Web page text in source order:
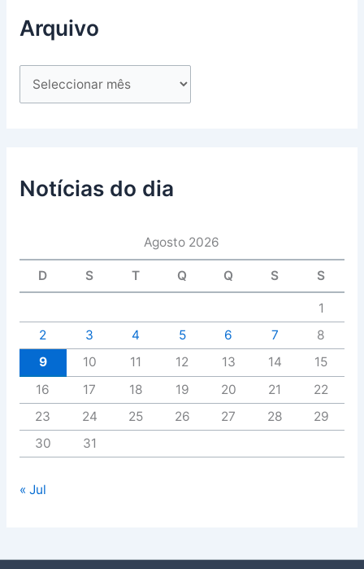
Arquivo
Notícias do dia
Agosto 2026
D S T Q Q S S
1
2
3 4 5 6 7
8
9
10 11 12 13 14
15
16
17 18 19 20 21
22
23
24 25 26 27 28
29
30
31
« Jul